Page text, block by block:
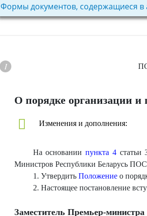
Формы документов, содержащиеся в
О порядке организации и
Изменения и дополнения:
На основаниипункта 4статьи
Министров Республики Беларусь
1. Утвердить Положениео
2. Настоящее постановление
Заместитель Премьер-министра